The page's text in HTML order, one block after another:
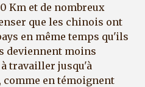
Km et de nombreux
que les chinois ont
en même temps qu'ils
deviennent moins
travailler jusqu'à
en témoignent